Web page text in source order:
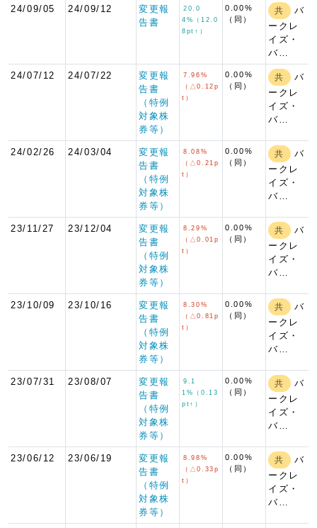
24/09/05 24/09/12
変更報
告書
20.0
4%（12.0
8pt↑）
0.00%
（同）
共
バ
ークレ
イズ・
バ…
24/07/12 24/07/22
変更報
告書
（特例
対象株
券等）
7.96%
（△0.12p
t）
0.00%
（同）
共
バ
ークレ
イズ・
バ…
24/02/26 24/03/04
変更報
告書
（特例
対象株
券等）
8.08%
（△0.21p
t）
0.00%
（同）
共
バ
ークレ
イズ・
バ…
23/11/27 23/12/04
変更報
告書
（特例
対象株
券等）
8.29%
（△0.01p
t）
0.00%
（同）
共
バ
ークレ
イズ・
バ…
23/10/09 23/10/16
変更報
告書
（特例
対象株
券等）
8.30%
（△0.81p
t）
0.00%
（同）
共
バ
ークレ
イズ・
バ…
23/07/31 23/08/07
変更報
告書
（特例
対象株
券等）
9.1
1%（0.13
pt↑）
0.00%
（同）
共
バ
ークレ
イズ・
バ…
23/06/12 23/06/19
変更報
告書
（特例
対象株
券等）
8.98%
（△0.33p
t）
0.00%
（同）
共
バ
ークレ
イズ・
バ…